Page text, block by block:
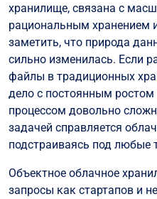
хранилище, связана с
рациональным хранением
заметить, что природа
сильно изменилась. Если
файлы в традиционных
дело с постоянным
процессом довольно
задачей справляется
подстраиваясь под любые
Объектное облачное
запросы как стартапов и